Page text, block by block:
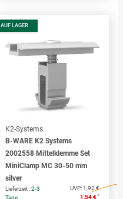
AUF LAGER
K2-Systems
B-WARE K2 Systems
2002558 Mittelklemme Set
MiniClamp MC 30-50 mm
silver
Lieferzeit :2-3
Tage
UVP:1,92 €
1,54 € *